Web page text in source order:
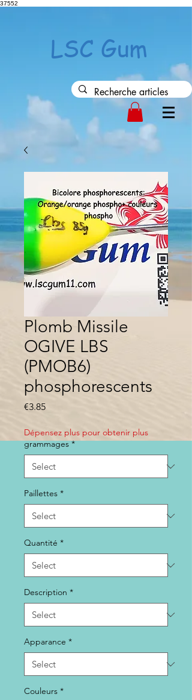
37552
LSC Gum
Plomb Missile
OGIVE LBS
(PMOB6)
phosphorescents
€3.85Price
Dépensez plus pour obtenir plus
grammages *
Paillettes *
Quantité *
Description *
Apparance *
Couleurs *